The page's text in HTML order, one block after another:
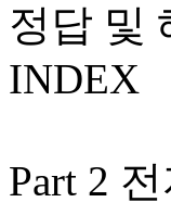
정답 및
INDEX
Part 2